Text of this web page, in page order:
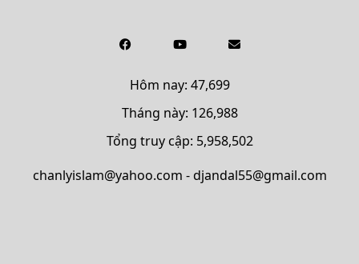
Hôm nay: 47,699
Tháng này: 126,988
Tổng truy cập: 5,958,502
chanlyislam@yahoo.com - djandal55@gmail.com